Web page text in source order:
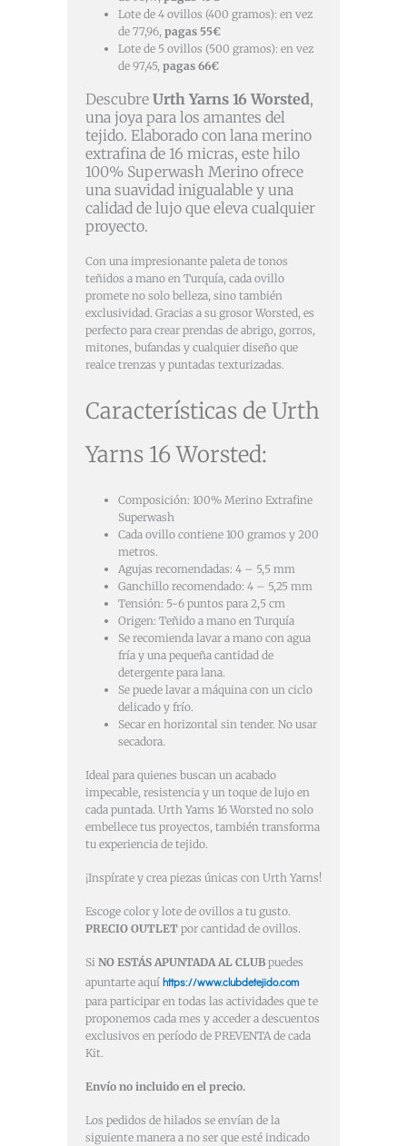
Lote de 4 ovillos (400 gramos): en vez
de 77,96, pagas 55€
Lote de 5 ovillos (500 gramos): en vez
de 97,45, pagas 66€
Descubre Urth Yarns 16 Worsted,
una joya para los amantes del
tejido. Elaborado con lana merino
extrafina de 16 micras, este hilo
100% Superwash Merino ofrece
una suavidad inigualable y una
calidad de lujo que eleva cualquier
proyecto.
Con una impresionante paleta de tonos
teñidos a mano en Turquía, cada ovillo
promete no solo belleza, sino también
exclusividad. Gracias a su grosor Worsted, es
perfecto para crear prendas de abrigo, gorros,
mitones, bufandas y cualquier diseño que
realce trenzas y puntadas texturizadas.
Características de Urth
Yarns 16 Worsted:
Composición: 100% Merino Extrafine
Superwash
Cada ovillo contiene 100 gramos y 200
metros.
Agujas recomendadas: 4 – 5,5 mm
Ganchillo recomendado: 4 – 5,25 mm
Tensión: 5-6 puntos para 2,5 cm
Origen: Teñido a mano en Turquía
Se recomienda lavar a mano con agua
fría y una pequeña cantidad de
detergente para lana.
Se puede lavar a máquina con un ciclo
delicado y frío.
Secar en horizontal sin tender. No usar
secadora.
Ideal para quienes buscan un acabado
impecable, resistencia y un toque de lujo en
cada puntada. Urth Yarns 16 Worsted no solo
embellece tus proyectos, también transforma
tu experiencia de tejido.
¡Inspírate y crea piezas únicas con Urth Yarns!
Escoge color y lote de ovillos a tu gusto.
PRECIO OUTLET por cantidad de ovillos.
Si NO ESTÁS APUNTADA AL CLUB puedes
apuntarte aquí https://www.clubdetejido.com
para participar en todas las actividades que te
proponemos cada mes y acceder a descuentos
exclusivos en período de PREVENTA de cada
Kit.
Envío no incluido en el precio.
Los pedidos de hilados se envían de la
siguiente manera a no ser que esté indicado